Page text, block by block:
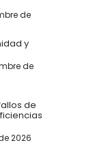
de
y
de
de
2026